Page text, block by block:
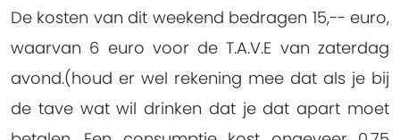
De kosten van dit weekend bedragen 15,-- euro,
waarvan 6 euro voor de T.A.V.E van zaterdag
avond.(houd er wel rekening mee dat als je bij
de tave wat wil drinken dat je dat apart moet